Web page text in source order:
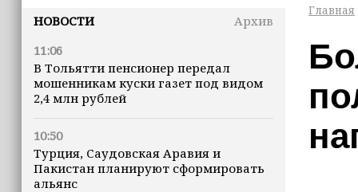
НОВОСТИ
Архив
11:06
В Тольятти пенсионер передал
мошенникам куски газет под видом
2,4 млн рублей
10:50
Турция, Саудовская Аравия и
Пакистан планируют сформировать
альянс
Главная